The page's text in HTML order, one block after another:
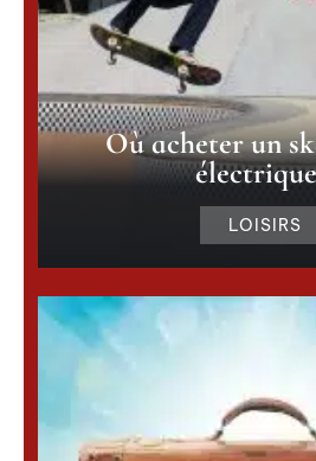
Où acheter un
LOISIRS